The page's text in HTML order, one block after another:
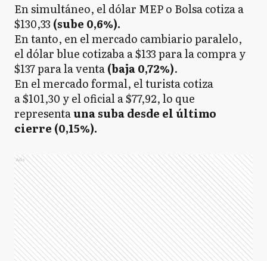
En simultáneo, el dólar MEP o Bolsa cotiza a
$130,33 (sube 0,6%).
En tanto, en el mercado cambiario paralelo,
el dólar blue cotizaba a $133 para la compra y
$137 para la venta(baja 0,72%).
En el mercado formal, el turista cotiza
a $101,30 y el oficial a $77,92, lo que
representauna suba desde el último
cierre (0,15%).
Ads